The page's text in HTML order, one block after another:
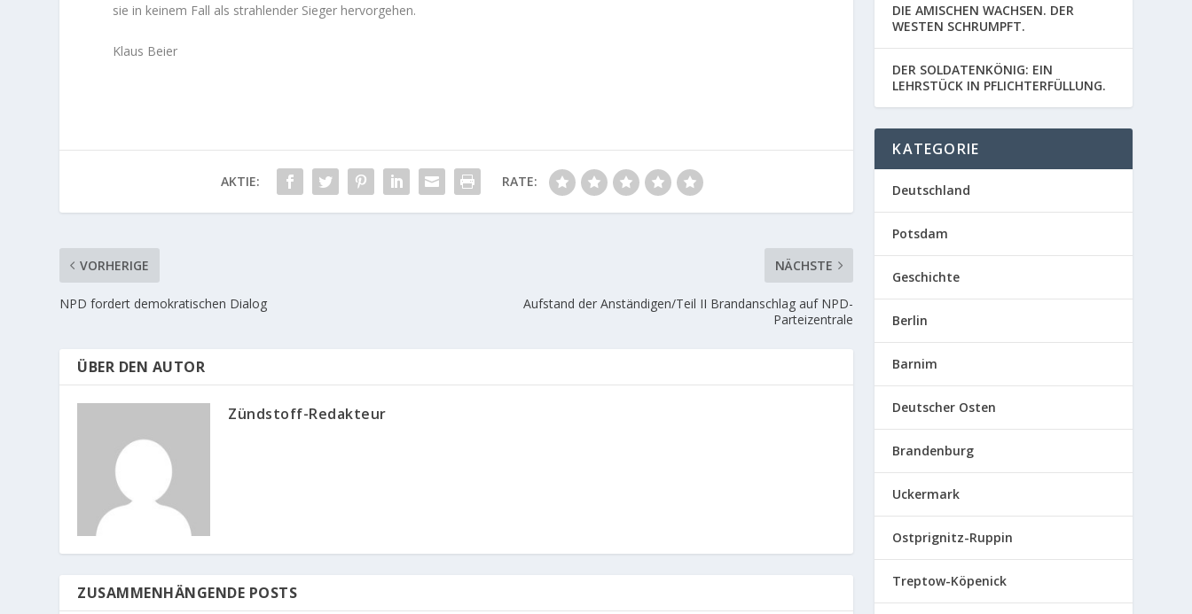
sie in keinem Fall als strahlender Sieger hervorgehen.
Klaus Beier
AKTIE: RATE:
VORHERIGE
NPD fordert demokratischen Dialog
NÄCHSTE
Aufstand der Anständigen/Teil II Brandanschlag auf NPD-
Parteizentrale
ÜBER DEN AUTOR
Zündstoff-Redakteur
ZUSAMMENHÄNGENDE POSTS
DIE AMISCHEN WACHSEN. DER
WESTEN SCHRUMPFT.
DER SOLDATENKÖNIG: EIN
LEHRSTÜCK IN PFLICHTERFÜLLUNG.
KATEGORIE
Deutschland
Potsdam
Geschichte
Berlin
Barnim
Deutscher Osten
Brandenburg
Uckermark
Ostprignitz-Ruppin
Treptow-Köpenick